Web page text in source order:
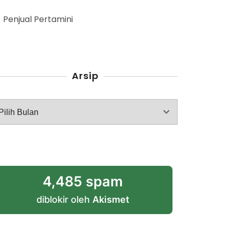
Penjual Pertamini
Arsip
4,485 spam
diblokir oleh Akismet